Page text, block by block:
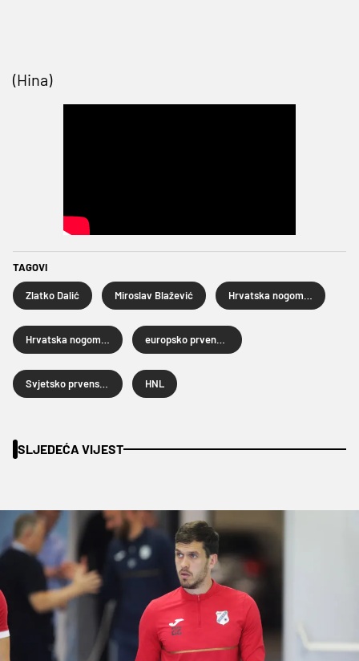
(Hina)
TAGOVI
Zlatko Dalić Miroslav Blažević
HNL
SLJEDEĆA VIJEST